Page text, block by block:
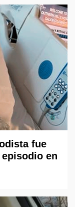
fue
en